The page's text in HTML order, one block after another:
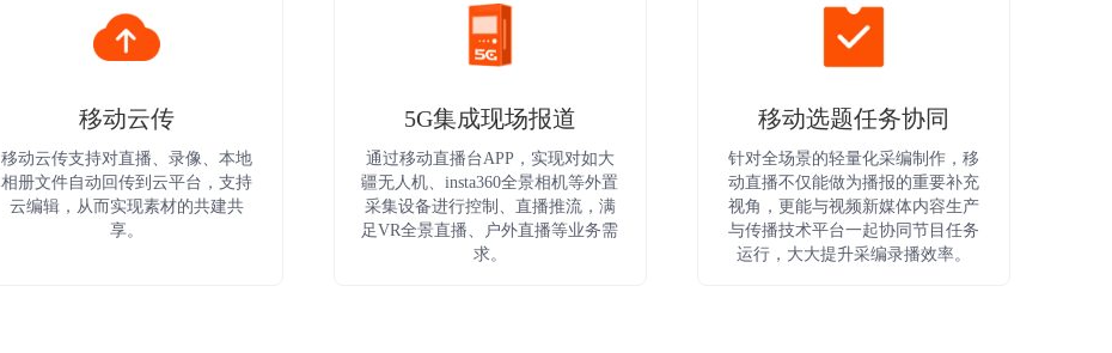
移动云传
移动云传支持对直播、录像、本地
相册文件自动回传到云平台，支持
云编辑，从而实现素材的共建共
享。
5G集成现场报道
通过移动直播台APP，实现对如大
疆无人机、insta360全景相机等外置
采集设备进行控制、直播推流，满
足VR全景直播、户外直播等业务需
求。
移动选题任务协同
针对全场景的轻量化采编制作，移
动直播不仅能做为播报的重要补充
视角，更能与视频新媒体内容生产
与传播技术平台一起协同节目任务
运行，大大提升采编录播效率。